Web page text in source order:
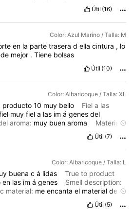
Útil (16)
Color: Azul Marino / Talla: M
en la parte trasera d ella cintura , lo
mejor .Tiene bolsas
Útil (10)
Color: Albaricoque / Talla: XL
producto10 muy bello
Fiel a las
muyfiela las imágenesdel
aroma: muy buenaroma
Material
Útil (7)
Color: Albaricoque / Talla: L
buena c á lidas
True to product
en las imágenes
Smell description:
material: meencantael materialde la
porque
unpoco
Útil (5)